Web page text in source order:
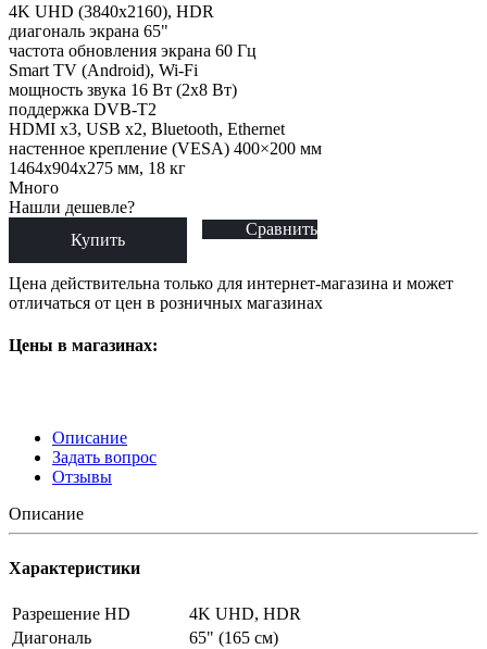
4K UHD (3840x2160), HDR
диагональ экрана 65"
частота обновления экрана 60 Гц
Smart TV (Android), Wi-Fi
мощность звука 16 Вт (2х8 Вт)
поддержка DVB-T2
HDMI x3, USB x2, Bluetooth, Ethernet
настенное крепление (VESA) 400×200 мм
1464x904x275 мм, 18 кг
Много
Нашли дешевле?
Купить
Сравнить
Цена действительна только для интернет-магазина и может
отличаться от цен в розничных магазинах
Цены в магазинах:
Описание
Задать вопрос
Отзывы
Описание
Характеристики
Разрешение HD
4K UHD, HDR
Диагональ
65" (165 см)